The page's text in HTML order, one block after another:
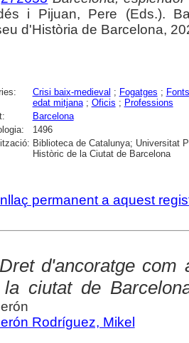
i Pijuan, Pere (Eds.).
d'Història de Barcelona,
Crisi baix-medieval ; Fogatges ;
edat mitjana; Oficis ; Professions
Barcelona
1496
Biblioteca de Catalunya; Universitat
Històric de la Ciutat de Barcelona
permanent a aquest
d'ancoratge com
la ciutat de
Rodríguez, Mikel